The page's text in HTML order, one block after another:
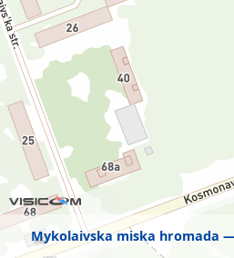
Mykolaivska miska hromada